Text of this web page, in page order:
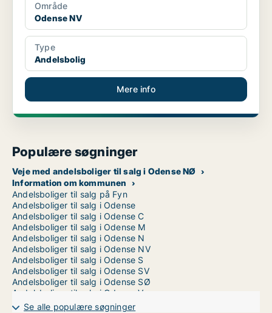
Område
Odense NV
Type
Andelsbolig
Mere info
Populære søgninger
Veje med andelsboliger til salg i Odense NØ
Information om kommunen
Andelsboliger til salg på Fyn
Andelsboliger til salg i Odense
Andelsboliger til salg i Odense C
Andelsboliger til salg i Odense M
Andelsboliger til salg i Odense N
Andelsboliger til salg i Odense NV
Andelsboliger til salg i Odense S
Andelsboliger til salg i Odense SV
Andelsboliger til salg i Odense SØ
Andelsboliger til salg i Odense V
Se alle populære søgninger